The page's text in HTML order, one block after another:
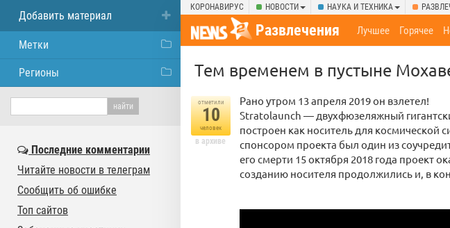
КОРОНАВИРУС НОВОСТИ НАУКА И ТЕХНИКА
Развлечения Лучшее Горячее
Тем временем в пустыне
отметили
10
человек
в архиве
Рано утром 13 апреля 2019 он взлетел!
Stratolaunch — двухфюзеляжный
построен как носитель для космической
спонсором проекта был один из
его смерти 15 октября 2018 года проект
созданию носителя продолжились и, в
Добавить материал
Метки
Регионы
Последние комментарии
Читайте новости в телеграм
Сообщить об ошибке
Топ сайтов